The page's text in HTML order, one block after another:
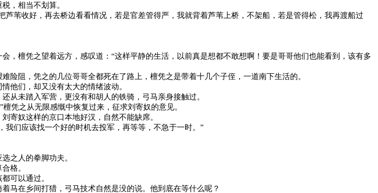
，相当不划算。
芦苇收好，再去桥边看看情况，若是官差管得严，我就背着芦苇上桥，不架船，若是管得松，我再渡船过
，檀凭之望着远方，感叹道：“这样平静的生活，以前真是想都不敢想啊！要是哥哥他们也能看到，该有多
险阻，凭之的几位哥哥全都死在了路上，檀凭之是带着十几个子侄，一道南下生活的。
他们，却又没有太大的情绪波动。
从未踏入军营，更没有和胡人的铁骑，弓马亲身接触过。
檀凭之从无限感慨中恢复过来，征求刘寄奴的意见。
寄奴这样的京口本地好汉，自然不能缺席。
们应该找一个好的时机去投军，再等等，不急于一时。”
之人的拳脚功夫。
格。
可以通过。
马在乡间打猎，弓马技术自然是没的说。他到底在等什么呢？